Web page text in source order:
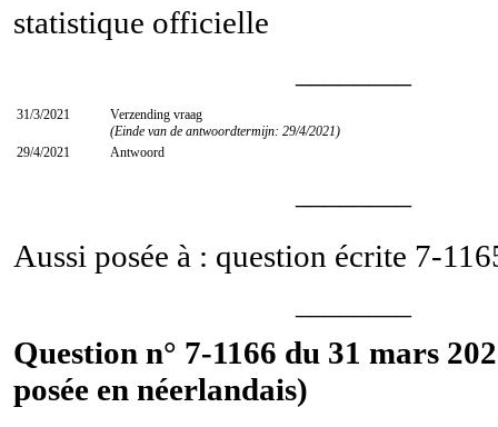
statistique officielle
31/3/2021
Verzending vraag
(Einde van de antwoordtermijn: 29/4/2021)
29/4/2021
Antwoord
Aussi posée à : question écrite 7-
Question n° 7-1166 du 31 mars
posée en néerlandais)